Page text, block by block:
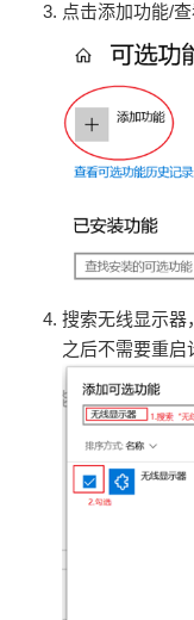
点击添加功能/查
搜索无线显示器
之后不需要重启